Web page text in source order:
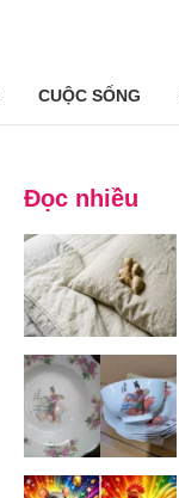
CUỘC SỐNG
Đọc nhiều